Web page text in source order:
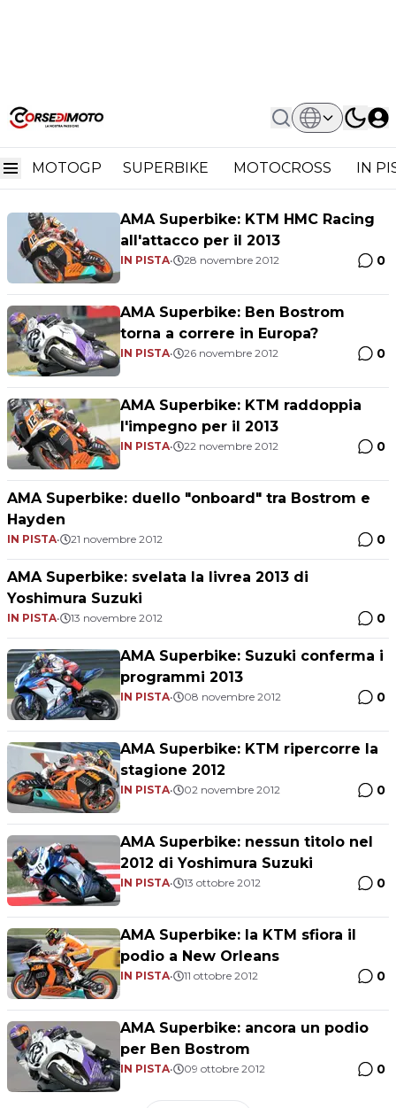
MOTOGP SUPERBIKE MOTOCROSS IN
Home American Superbike 2012
American Superbike 2012
AMA Superbike: KTM HMC Racing
all'attacco per il 2013
IN PISTA• 28 novembre 2012 0
AMA Superbike: Ben Bostrom
torna a correre in Europa?
IN PISTA• 26 novembre 2012 0
AMA Superbike: KTM raddoppia
l'impegno per il 2013
IN PISTA• 22 novembre 2012 0
AMA Superbike: duello "onboard" tra Bostrom e
Hayden
IN PISTA• 21 novembre 2012 0
AMA Superbike: svelata la livrea 2013 di
Yoshimura Suzuki
IN PISTA• 13 novembre 2012 0
AMA Superbike: Suzuki conferma i
programmi 2013
IN PISTA• 08 novembre 2012 0
AMA Superbike: KTM ripercorre la
stagione 2012
IN PISTA• 02 novembre 2012 0
AMA Superbike: nessun titolo nel
2012 di Yoshimura Suzuki
IN PISTA• 13 ottobre 2012 0
AMA Superbike: la KTM sfiora il
podio a New Orleans
IN PISTA• 11 ottobre 2012 0
AMA Superbike: ancora un podio
per Ben Bostrom
IN PISTA• 09 ottobre 2012 0